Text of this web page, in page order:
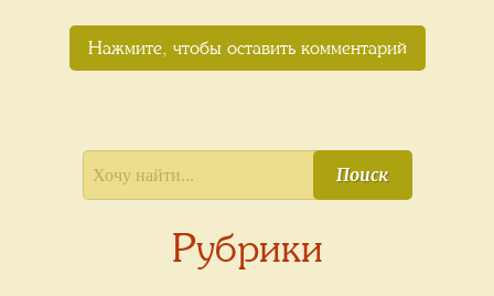
Нажмите, чтобы оставить комментарий
Поиск
Рубрики